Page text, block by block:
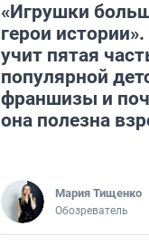
«Игрушки
герои
учит пятая
популярной
франшизы и
она полезна
Мария Тищенко
Обозреватель